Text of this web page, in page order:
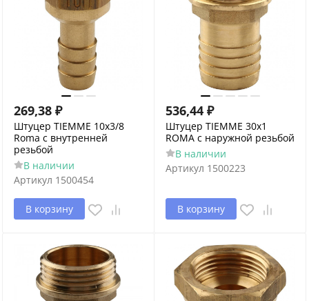
269,38 ₽
Штуцер TIEMME 10x3/8
Roma с внутренней
резьбой
В наличии
Артикул 1500454
В корзину
536,44 ₽
Штуцер TIEMME 30x1
ROMA с наружной резьбой
В наличии
Артикул 1500223
В корзину